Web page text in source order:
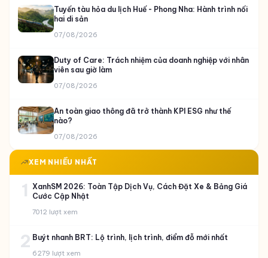
Tuyến tàu hỏa du lịch Huế - Phong Nha: Hành trình nối
hai di sản
07/08/2026
Duty of Care: Trách nhiệm của doanh nghiệp với nhân
viên sau giờ làm
07/08/2026
An toàn giao thông đã trở thành KPI ESG như thế
nào?
07/08/2026
XEM NHIỀU NHẤT
1 XanhSM 2026: Toàn Tập Dịch Vụ, Cách Đặt Xe & Bảng Giá
Cước Cập Nhật
7012 lượt xem
2 Buýt nhanh BRT: Lộ trình, lịch trình, điểm đỗ mới nhất
6279 lượt xem